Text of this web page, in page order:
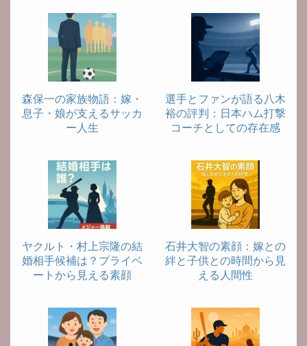
森保一の家族物語：嫁・
息子・娘が支えるサッカ
ー人生
選手とファンが語る八木
裕の評判：日本ハム打撃
コーチとしての存在感
ヤクルト・村上宗隆の結
婚相手候補は？プライベ
ートから見える素顔
石井大智の素顔：嫁との
絆と子供との時間から見
える人間性